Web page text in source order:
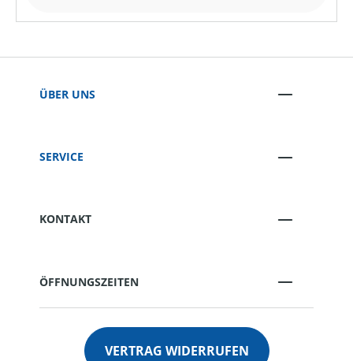
ÜBER UNS
SERVICE
KONTAKT
ÖFFNUNGSZEITEN
VERTRAG WIDERRUFEN